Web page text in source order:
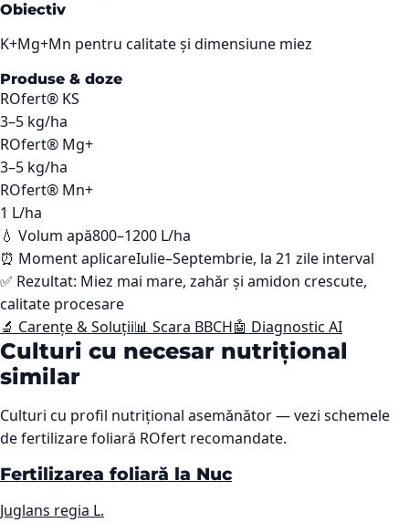
Obiectiv
K+Mg+Mn pentru calitate și dimensiune miez
Produse & doze
ROfert® KS
3–5 kg/ha
ROfert® Mg+
3–5 kg/ha
ROfert® Mn+
1 L/ha
💧 Volum apă800–1200 L/ha
⏰ Moment aplicareIulie–Septembrie, la 21 zile interval
✅ Rezultat: Miez mai mare, zahăr și amidon crescute,
calitate procesare
🔬 Carențe & Soluții📊 Scara BBCH🤖 Diagnostic AI
Culturi cu necesar nutrițional
similar
Culturi cu profil nutrițional asemănător — vezi schemele
de fertilizare foliară ROfert recomandate.
Fertilizarea foliară la Nuc
Juglans regia L.